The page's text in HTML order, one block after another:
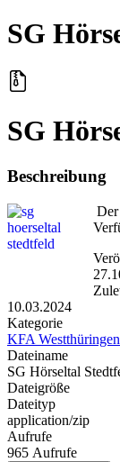
SG
SG
Beschreibung
10.03.2024
Kategorie
KFA Westthüringen
Dateiname
SG Hörseltal
Dateigröße
Dateityp
application/zip
Aufrufe
965 Aufrufe